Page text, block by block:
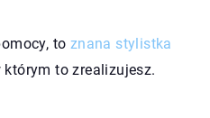
to znana stylistka
którym to zrealizujesz.